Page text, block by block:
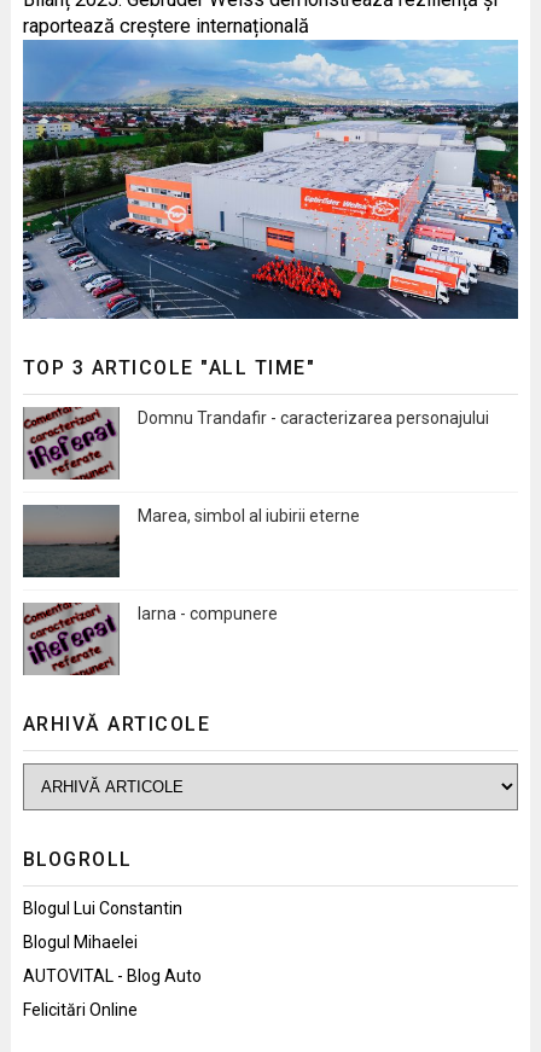
raportează creștere internațională
TOP 3 ARTICOLE "ALL TIME"
Domnu Trandafir - caracterizarea personajului
Marea, simbol al iubirii eterne
Iarna - compunere
ARHIVĂ ARTICOLE
BLOGROLL
Blogul Lui Constantin
Blogul Mihaelei
AUTOVITAL - Blog Auto
Felicitări Online